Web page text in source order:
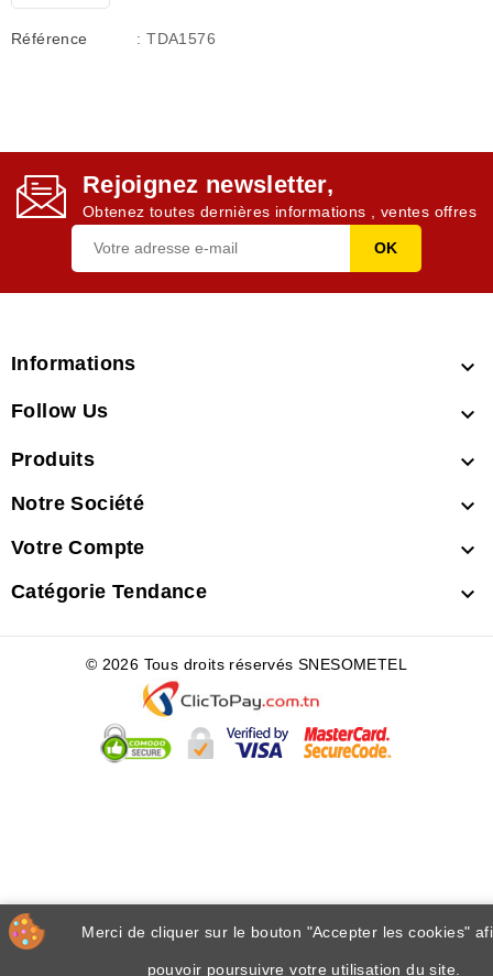
Référence : TDA1576
Rejoignez newsletter,
Obtenez toutes dernières informations , ventes offres
Informations 
Follow Us 
Produits 
Notre Société 
Votre Compte 
Catégorie Tendance 
Merci de cliquer sur le bouton "Accepter les cookies"
pouvoir poursuivre votre utilisation du site.
© 2026 Tous droits réservés SNESOMETEL